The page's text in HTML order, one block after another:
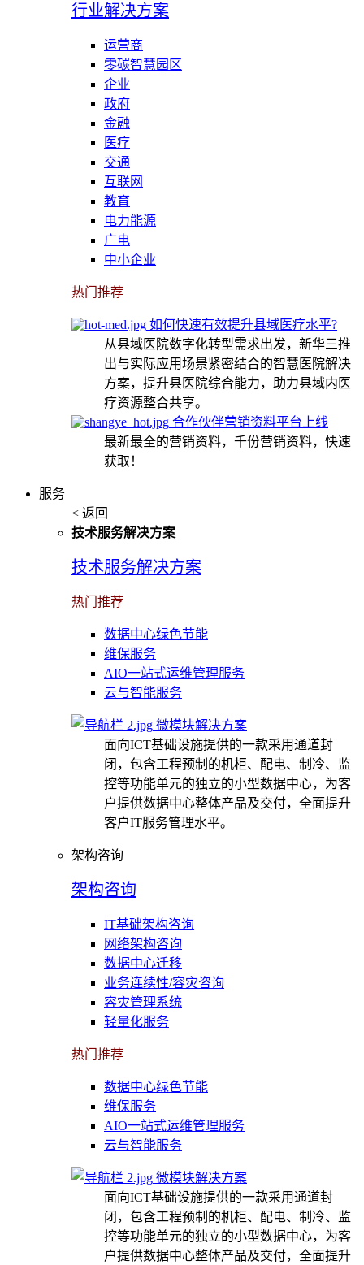
行业解决方案
运营商
零碳智慧园区
企业
政府
金融
医疗
交通
互联网
教育
电力能源
广电
中小企业
热门推荐
如何快速有效提升县域医疗水平?
从县域医院数字化转型需求出发，新华三推
出与实际应用场景紧密结合的智慧医院解决
方案，提升县医院综合能力，助力县域内医
疗资源整合共享。
合作伙伴营销资料平台上线
最新最全的营销资料，千份营销资料，快速
获取！
服务
< 返回
技术服务解决方案
技术服务解决方案
热门推荐
数据中心绿色节能
维保服务
AIO一站式运维管理服务
云与智能服务
微模块解决方案
面向ICT基础设施提供的一款采用通道封
闭，包含工程预制的机柜、配电、制冷、监
控等功能单元的独立的小型数据中心，为客
户提供数据中心整体产品及交付，全面提升
客户IT服务管理水平。
架构咨询
架构咨询
IT基础架构咨询
网络架构咨询
数据中心迁移
业务连续性/容灾咨询
容灾管理系统
轻量化服务
热门推荐
数据中心绿色节能
维保服务
AIO一站式运维管理服务
云与智能服务
微模块解决方案
面向ICT基础设施提供的一款采用通道封
闭，包含工程预制的机柜、配电、制冷、监
控等功能单元的独立的小型数据中心，为客
户提供数据中心整体产品及交付，全面提升